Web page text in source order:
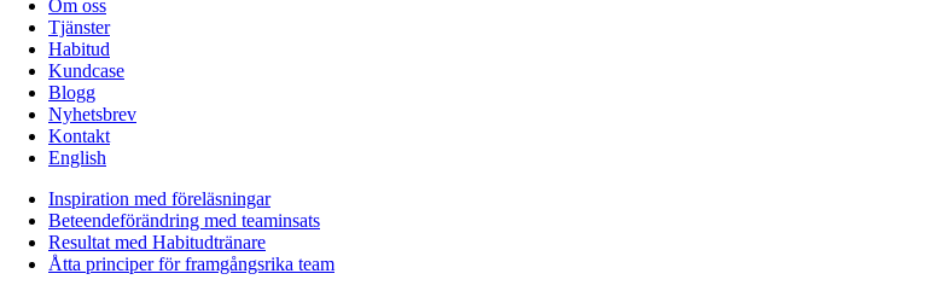
Om oss
Tjänster
Habitud
Kundcase
Blogg
Nyhetsbrev
Kontakt
English
Inspiration med föreläsningar
Beteendeförändring med teaminsats
Resultat med Habitudtränare
Åtta principer för framgångsrika team